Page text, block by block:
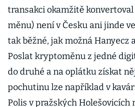
transakci okamžitě
měnu) není v Česku ani jinde
tak běžné, jak možná Hanyecz
Poslat kryptoměnu z jedné
do druhé a na oplátku získat
pochutinu lze například v
Polis v pražských Holešovicích